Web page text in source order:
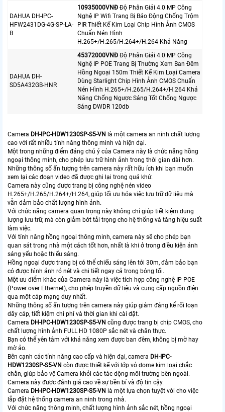
DAHUA DH-IPC-
HFW2431DG-4G-SP-LA-
B
10935000VNÐ Độ Phân Giải 4.0 MP Công
Nghệ IP Wifi Trang Bị Báo Động Chống Trộm
PIR Thiết Kế Kim Loại Chip Hình Ảnh CMOS
Chuẩn Nén Hình
H.265+/H.265/H.264+/H.264 Khả Năng
DAHUA DH-
SD5A432GB-HNR
45372000VNÐ Độ Phân Giải 4.0 MP Công
Nghệ IP POE Trang Bị Thường Xem Ban Đêm
Hồng Ngoại 150m Thiết Kế Kim Loại Camera
Dùng Starlight Chip Hình Ảnh CMOS Chuẩn
Nén Hình H.265+/H.265/H.264+/H.264 Khả
Năng Chống Ngược Sáng Tốt Chống Ngược
Sáng DWDR 120db
Camera DH-IPC-HDW1230SP-S5-VN là một camera an ninh chất lượng
cao với rất nhiều tính năng thông minh và hiện đại.
Một trong những điểm đáng chú ý của Camera này là chức năng hồng
ngoại thông minh, cho phép lưu trữ hình ảnh trong thời gian dài hơn.
Những thông số ấn tượng trên camera này rất hữu ích khi bạn muốn
xem lại các đoạn video đã được ghi lại trong quá khứ.
Camera này cũng được trang bị công nghệ nén video
H.265+/H.265/H.264+/H.264, giúp tối ưu hóa việc lưu trữ dữ liệu mà
vẫn đảm bảo chất lượng hình ảnh.
Với chức năng camera quan trọng này không chỉ giúp tiết kiệm dung
lượng lưu trữ, mà còn giảm bớt tải trọng cho hệ thống và tăng hiệu suất
làm việc.
Với tính năng hồng ngoại thông minh, camera này sẽ cho phép bạn
quan sát trong nhà một cách tốt hơn, nhất là khi ở trong điều kiện ánh
sáng yếu hoặc thiếu sáng.
Hồng ngoại được trang bị có thể chiếu sáng lên tới 30m, đảm bảo bạn
có được hình ảnh rỏ nét và chi tiết ngay cả trong bóng tối.
Một ưu điểm khác của Camera này là việc tích hợp công nghệ IP POE
(Power over Ethernet), cho phép truyền dữ liệu và cung cấp nguồn điện
qua một cáp mạng duy nhất.
Những thông số ấn tượng trên camera này giúp giảm đáng kể rối loạn
dây cáp, tiết kiệm chi phí và thời gian khi cài đặt.
Camera DH-IPC-HDW1230SP-S5-VN cũng được trang bị chip CMOS, cho
chất lượng hình ảnh FULL HD 1080P sắc nét và chân thực.
Bạn có thể yên tâm với khả năng xem được ban đêm, không bị mờ hay
mờ ảo.
Bên cạnh các tính năng cao cấp và hiện đại, camera DH-IPC-
HDW1230SP-S5-VN còn được thiết kế với lớp vỏ dome kim loại chắc
chắn, giúp bảo vệ Camera khỏi các tác động môi trường bên ngoài.
Camera này được đánh giá cao về sự bền bỉ và độ tin cậy.
Camera DH-IPC-HDW1230SP-S5-VN là một lựa chọn tuyệt vời cho việc
lắp đặt hệ thống camera an ninh trong nhà.
Với chức năng thông minh, chất lượng hình ảnh sắc nét, hồng ngoại